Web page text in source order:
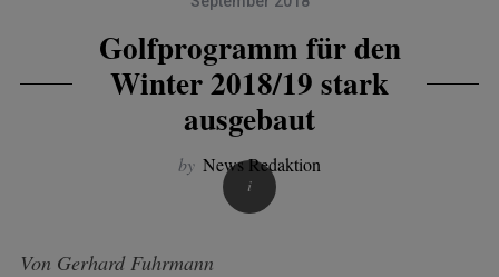
Golfprogramm für den
Winter 2018/19 stark
ausgebaut
by News Redaktion
Von Gerhard Fuhrmann